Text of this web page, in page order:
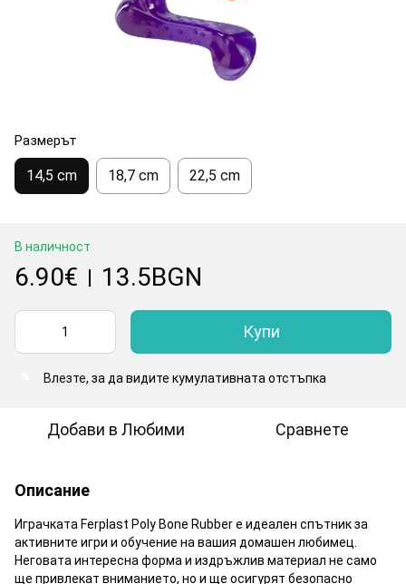
Размерът
14,5 cm 18,7 cm 22,5 cm
В наличност
6.90€ | 13.5BGN
Купи
Влезте, за да видите кумулативната отстъпка
Добави в Любими Сравнете
Описание
Играчката Ferplast Poly Bone Rubber е идеален спътник за
активните игри и обучение на вашия домашен любимец.
Неговата интересна форма и издръжлив материал не само
ще привлекат вниманието, но и ще осигурят безопасно